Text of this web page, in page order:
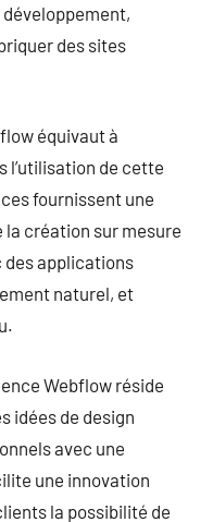
des sites
équivaut à
l’utilisation de cette
fournissent une
création sur mesure
des applications
naturel, et
Webflow réside
idées de design
avec une
une innovation
la possibilité de